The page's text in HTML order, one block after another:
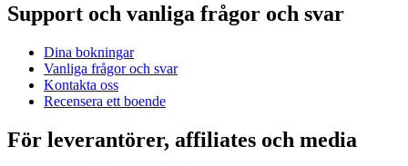
Support och vanliga frågor och svar
Dina bokningar
Vanliga frågor och svar
Kontakta oss
Recensera ett boende
För leverantörer, affiliates och media